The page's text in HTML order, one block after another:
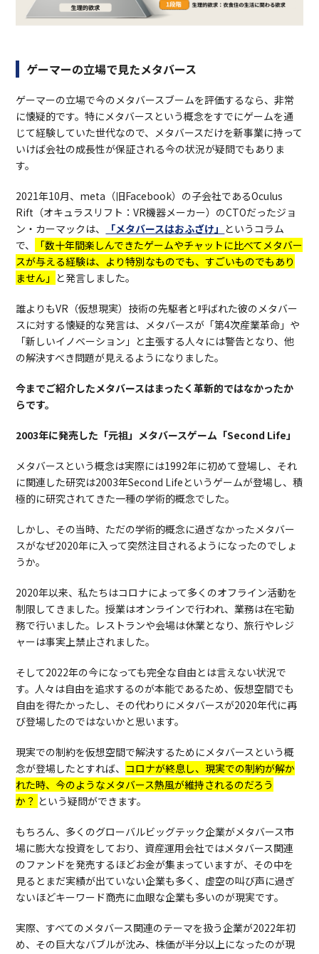
ゲーマーの立場で見たメタバース
ゲーマーの立場で今のメタバースブームを評価するなら、非常
に懐疑的です。特にメタバースという概念をすでにゲームを通
じて経験していた世代なので、メタバースだけを新事業に持って
いけば会社の成長性が保証される今の状況が疑問でもありま
す。
2021年10月、meta（旧Facebook）の子会社であるOculus
Rift（オキュラスリフト：VR機器メーカー）のCTOだったジョ
ン・カーマックは、
「メタバースはおふざけ」 というコラム
で、
「数十年間楽しんできたゲームやチャットに比べてメタバー
スが与える経験は、より特別なものでも、すごいものでもあり
ません」 と発言しました。
誰よりもVR（仮想現実）技術の先駆者と呼ばれた彼のメタバー
スに対する懐疑的な発言は、メタバースが「第4次産業革命」や
「新しいイノベーション」と主張する人々には警告となり、他
の解決すべき問題が見えるようになりました。
今までご紹介したメタバースはまったく革新的ではなかったか
らです。
2003年に発売した「元祖」メタバースゲーム「Second Life」
メタバースという概念は実際には1992年に初めて登場し、それ
に関連した研究は2003年Second Lifeというゲームが登場し、積
極的に研究されてきた一種の学術的概念でした。
しかし、その当時、ただの学術的概念に過ぎなかったメタバー
スがなぜ2020年に入って突然注目されるようになったのでしょ
うか。
2020年以来、私たちはコロナによって多くのオフライン活動を
制限してきました。授業はオンラインで行われ、業務は在宅勤
務で行いました。レストランや会場は休業となり、旅行やレジ
ャーは事実上禁止されました。
そして2022年の今になっても完全な自由とは言えない状況で
す。人々は自由を追求するのが本能であるため、仮想空間でも
自由を得たかったし、その代わりにメタバースが2020年代に再
び登場したのではないかと思います。
現実での制約を仮想空間で解決するためにメタバースという概
念が登場したとすれば、 コロナが終息し、現実での制約が解か
れた時、今のようなメタバース熱風が維持されるのだろう
か？ という疑問ができます。
もちろん、多くのグローバルビッグテック企業がメタバース市
場に膨大な投資をしており、資産運用会社ではメタバース関連
のファンドを発売するほどお金が集まっていますが、その中を
見るとまだ実績が出ていない企業も多く、虚空の叫び声に過ぎ
ないほどキーワード商売に血眼な企業も多いのが現実です。
実際、すべてのメタバース関連のテーマを扱う企業が2022年初
め、その巨大なバブルが沈み、株価が半分以上になったのが現